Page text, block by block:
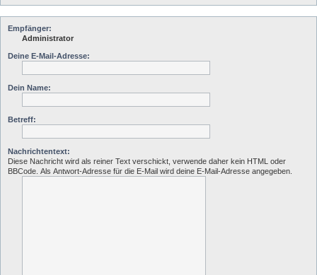
Empfänger:
Administrator
Deine E-Mail-Adresse:
Dein Name:
Betreff:
Nachrichtentext:
Diese Nachricht wird als reiner Text verschickt, verwende daher kein HTML oder
BBCode. Als Antwort-Adresse für die E-Mail wird deine E-Mail-Adresse angegeben.